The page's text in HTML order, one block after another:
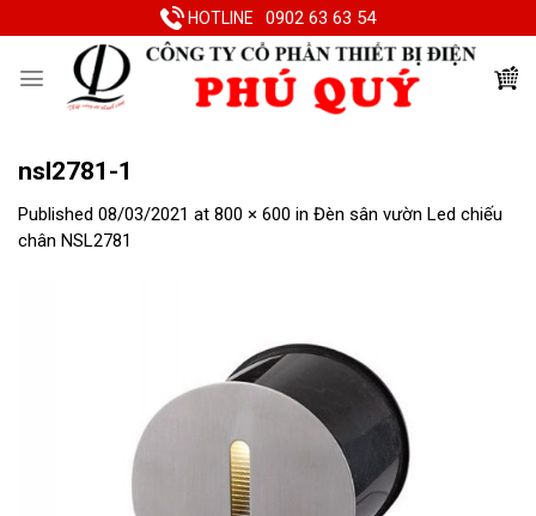
to
HOTLINE 0902 63 63 54
nsl2781-1
Published 08/03/2021 at 800 × 600 in Đèn sân vườn Led chiếu
chân NSL2781